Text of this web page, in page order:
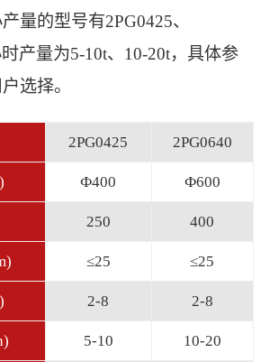
量的型号有2PG0425、
产量为5-10t、10-20t，具体参
选择。
2PG0425 2PG0640
Ф400 Ф600
250 400
≤25 ≤25
2-8 2-8
5-10 10-20